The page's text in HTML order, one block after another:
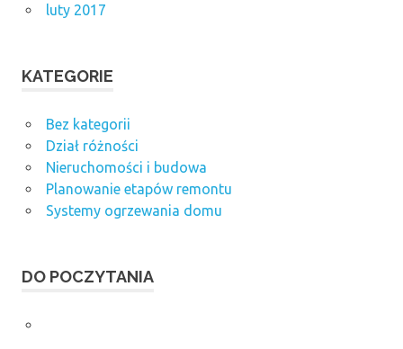
luty 2017
KATEGORIE
Bez kategorii
Dział różności
Nieruchomości i budowa
Planowanie etapów remontu
Systemy ogrzewania domu
DO POCZYTANIA